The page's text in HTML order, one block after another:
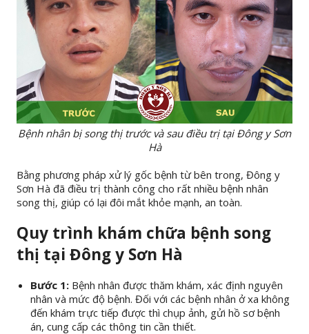
Bệnh nhân bị song thị trước và sau điều trị tại Đông y Sơn
Hà
Bằng phương pháp xử lý gốc bệnh từ bên trong, Đông y
Sơn Hà đã điều trị thành công cho rất nhiều bệnh nhân
song thị, giúp có lại đôi mắt khỏe mạnh, an toàn.
Quy trình khám chữa bệnh song
thị tại Đông y Sơn Hà
Bước 1: Bệnh nhân được thăm khám, xác định nguyên
nhân và mức độ bệnh. Đối với các bệnh nhân ở xa không
đến khám trực tiếp được thì chụp ảnh, gửi hồ sơ bệnh
án, cung cấp các thông tin cần thiết.